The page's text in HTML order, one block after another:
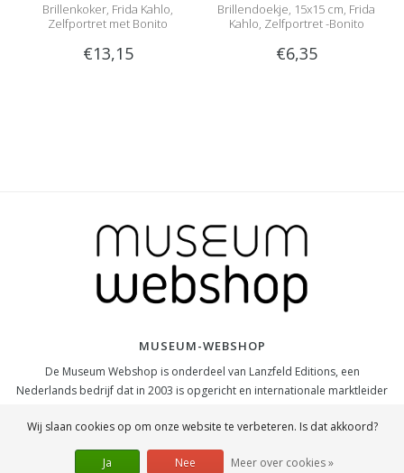
Brillenkoker, Frida Kahlo,
Zelfportret met Bonito
€13,15
Brillendoekje, 15x15 cm, Frida
Kahlo, Zelfportret -Bonito
€6,35
MUSEUM-WEBSHOP
De Museum Webshop is onderdeel van Lanzfeld Editions, een
Nederlands bedrijf dat in 2003 is opgericht en internationale marktleider
Wij slaan cookies op om onze website te verbeteren. Is dat akkoord?
Ja Nee Meer over cookies »